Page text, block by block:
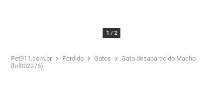
1 /2
Pet911.com.br Perdido Gatos
Gato desaparecido Macho
(brl002276)